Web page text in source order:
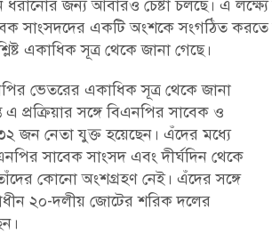
জন্য আবারও চেষ্টা চলছে। এ লক্ষ্যে
সাংসদদের একটি অংশকে সংগঠিত করতে
একাধিক সূত্র থেকে জানা গেছে।
ভেতরের একাধিক সূত্র থেকে জানা
এ প্রক্রিয়ার সঙ্গে বিএনপির সাবেক ও
জন নেতা যুক্ত হয়েছেন। এঁদের মধ্যে
সাবেক সাংসদ এবং দীর্ঘদিন থেকে
কোনো অংশগ্রহণ নেই। এঁদের সঙ্গে
২০-দলীয় জোটের শরিক দলের